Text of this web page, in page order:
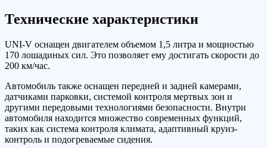
Технические характеристики
UNI-V оснащен двигателем объемом 1,5 литра и мощностью
170 лошадиных сил. Это позволяет ему достигать скорости до
200 км/час.
Автомобиль также оснащен передней и задней камерами,
датчиками парковки, системой контроля мертвых зон и
другими передовыми технологиями безопасности. Внутри
автомобиля находится множество современных функций,
таких как система контроля климата, адаптивный круиз-
контроль и подогреваемые сидения.